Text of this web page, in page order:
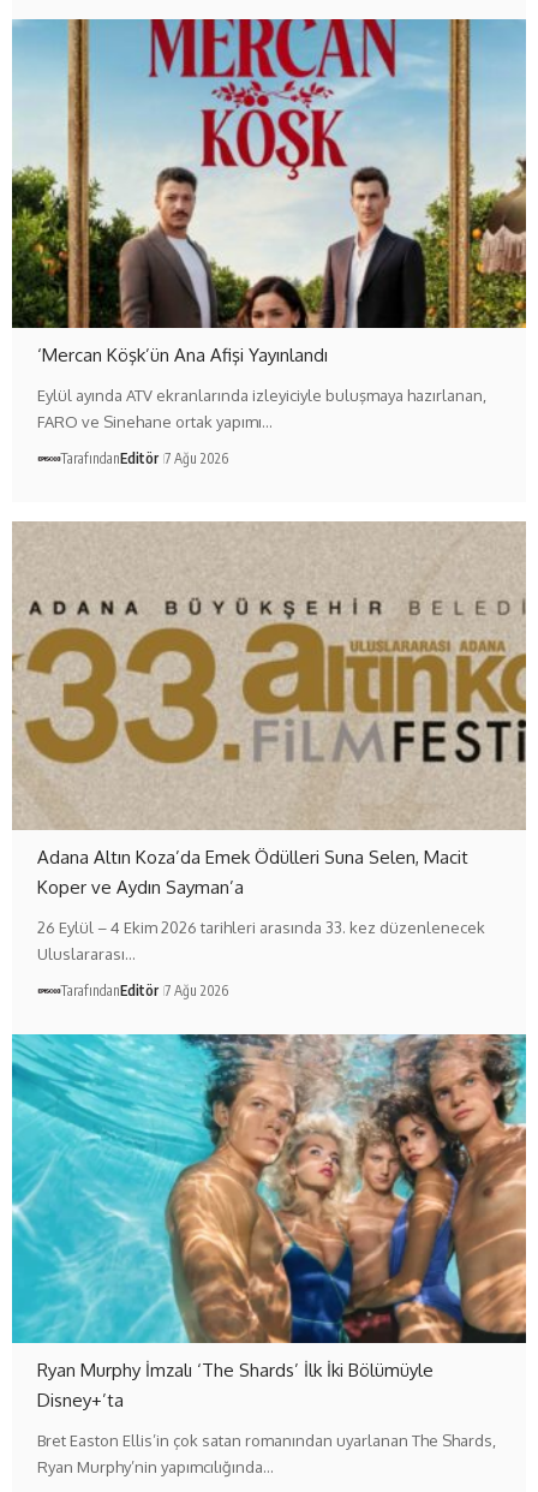
‘Mercan Köşk’ün Ana Afişi Yayınlandı
Eylül ayında ATV ekranlarında izleyiciyle buluşmaya hazırlanan,
FARO ve Sinehane ortak yapımı…
TarafındanEditör 7 Ağu 2026
Adana Altın Koza’da Emek Ödülleri Suna Selen, Macit
Koper ve Aydın Sayman’a
26 Eylül – 4 Ekim 2026 tarihleri arasında 33. kez düzenlenecek
Uluslararası…
TarafındanEditör 7 Ağu 2026
Ryan Murphy İmzalı ‘The Shards’ İlk İki Bölümüyle
Disney+’ta
Bret Easton Ellis’in çok satan romanından uyarlanan The Shards,
Ryan Murphy’nin yapımcılığında…